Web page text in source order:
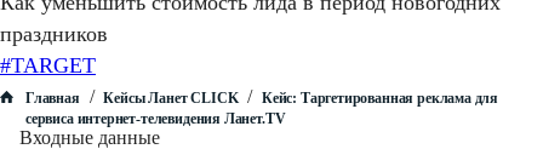
праздников
#TARGET
Главная / Кейсы Ланет CLICK / Кейс: Таргетированная реклама для
сервиса интернет-телевидения Ланет.TV
Входные данные